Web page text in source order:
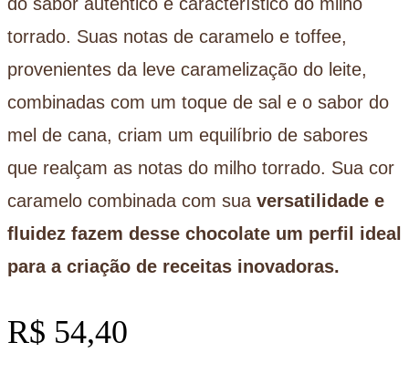
torrado. Suas notas de caramelo e toffee,
provenientes da leve caramelização do leite,
combinadas com um toque de sal e o sabor do
mel de cana, criam um equilíbrio de sabores
que realçam as notas do milho torrado. Sua cor
caramelo combinada com sua versatilidade e
fluidez fazem desse chocolate um perfil ideal
para a criação de receitas inovadoras.
R$ 54,40